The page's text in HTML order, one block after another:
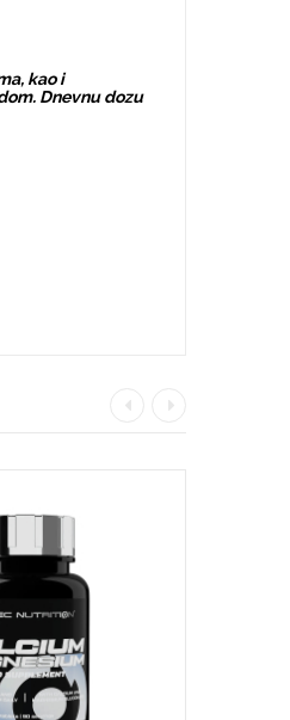
kao i
Dnevnu dozu